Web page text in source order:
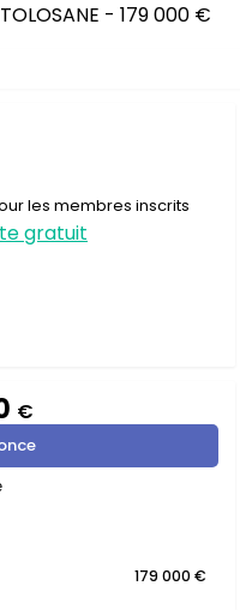
- 179 000 €
les membres inscrits
gratuit
€
179 000 €